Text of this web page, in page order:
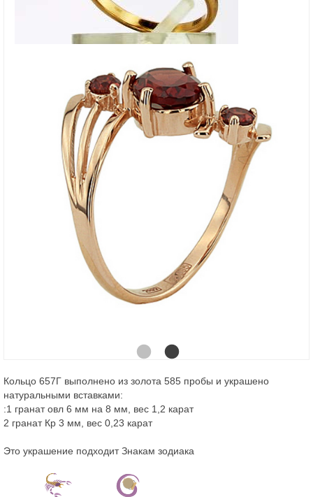
Кольцо 657Г выполнено из золота 585 пробы и украшено
натуральными вставками:
:1 гранат овл 6 мм на 8 мм, вес 1,2 карат
2 гранат Кр 3 мм, вес 0,23 карат
Это украшение подходит Знакам зодиака